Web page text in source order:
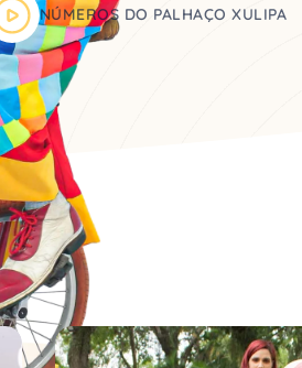
NÚMEROS DO PALHAÇO XULIPA